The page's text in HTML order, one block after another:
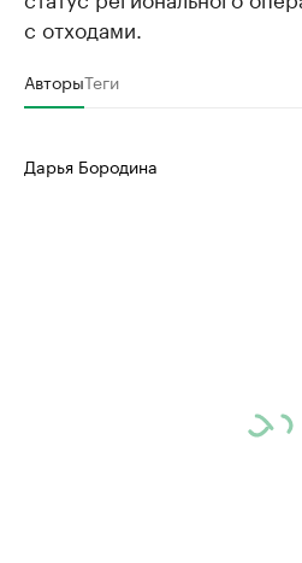
с отходами.
АвторыТеги
Дарья Бородина